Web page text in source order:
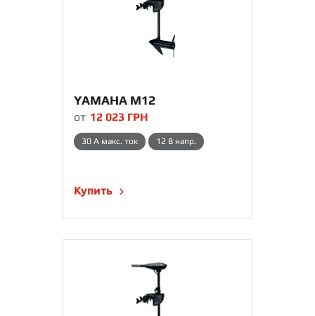
YAMAHA M12
от 12 023 ГРН
30 A макс. ток 12 В напр.
Купить